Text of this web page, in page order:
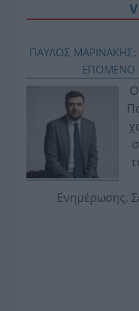
ΠΑΥΛΟΣ
ΕΠΟΜΕΝΟ
Ενημέρωσης.